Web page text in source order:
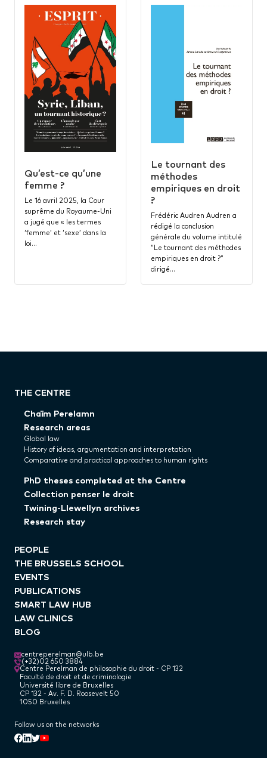
Qu’est-ce qu’une
femme ?
Le 16 avril 2025, la Cour
suprême du Royaume-Uni
a jugé que « les termes
‘femme’ et ‘sexe’ dans la
loi…
Le tournant des
méthodes
empiriques en droit
?
Frédéric Audren Audren a
rédigé la conclusion
générale du volume intitulé
“Le tournant des méthodes
empiriques en droit ?”
dirigé…
THE CENTRE
Chaïm Perelamn
Research areas
Global law
History of ideas, argumentation and interpretation
Comparative and practical approaches to human rights
PhD theses completed at the Centre
Collection penser le droit
Twining-Llewellyn archives
Research stay
PEOPLE
THE BRUSSELS SCHOOL
EVENTS
PUBLICATIONS
SMART LAW HUB
LAW CLINICS
BLOG
centreperelman@ulb.be
(+32)02 650 3884
Centre Perelman de philosophie du droit - CP 132
Faculté de droit et de criminologie
Université libre de Bruxelles
CP 132 - Av. F. D. Roosevelt 50
1050 Bruxelles
Follow us on the networks
Facebook
Linkedin
Twitter
Youtube